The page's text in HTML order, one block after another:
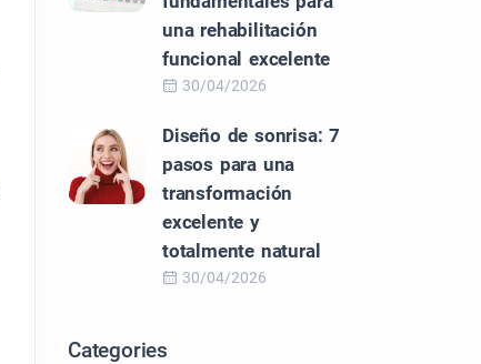
una rehabilitación
funcional excelente
30/04/2026
Diseño de sonrisa: 7
pasos para una
transformación
excelente y
totalmente natural
30/04/2026
Categories